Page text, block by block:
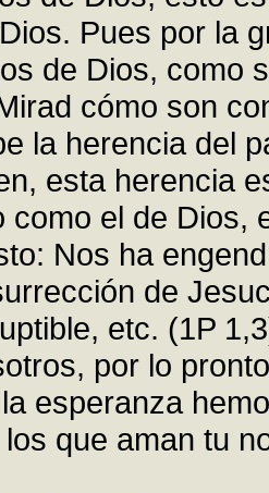
Pues por la
de Dios, como
cómo son
la herencia del
esta herencia
como el de Dios,
Nos ha
de
etc. (1P
por lo
esperanza
que aman tu